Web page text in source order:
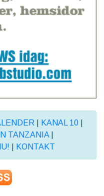
KANAL 10|
TANZANIA|
KONTAKT